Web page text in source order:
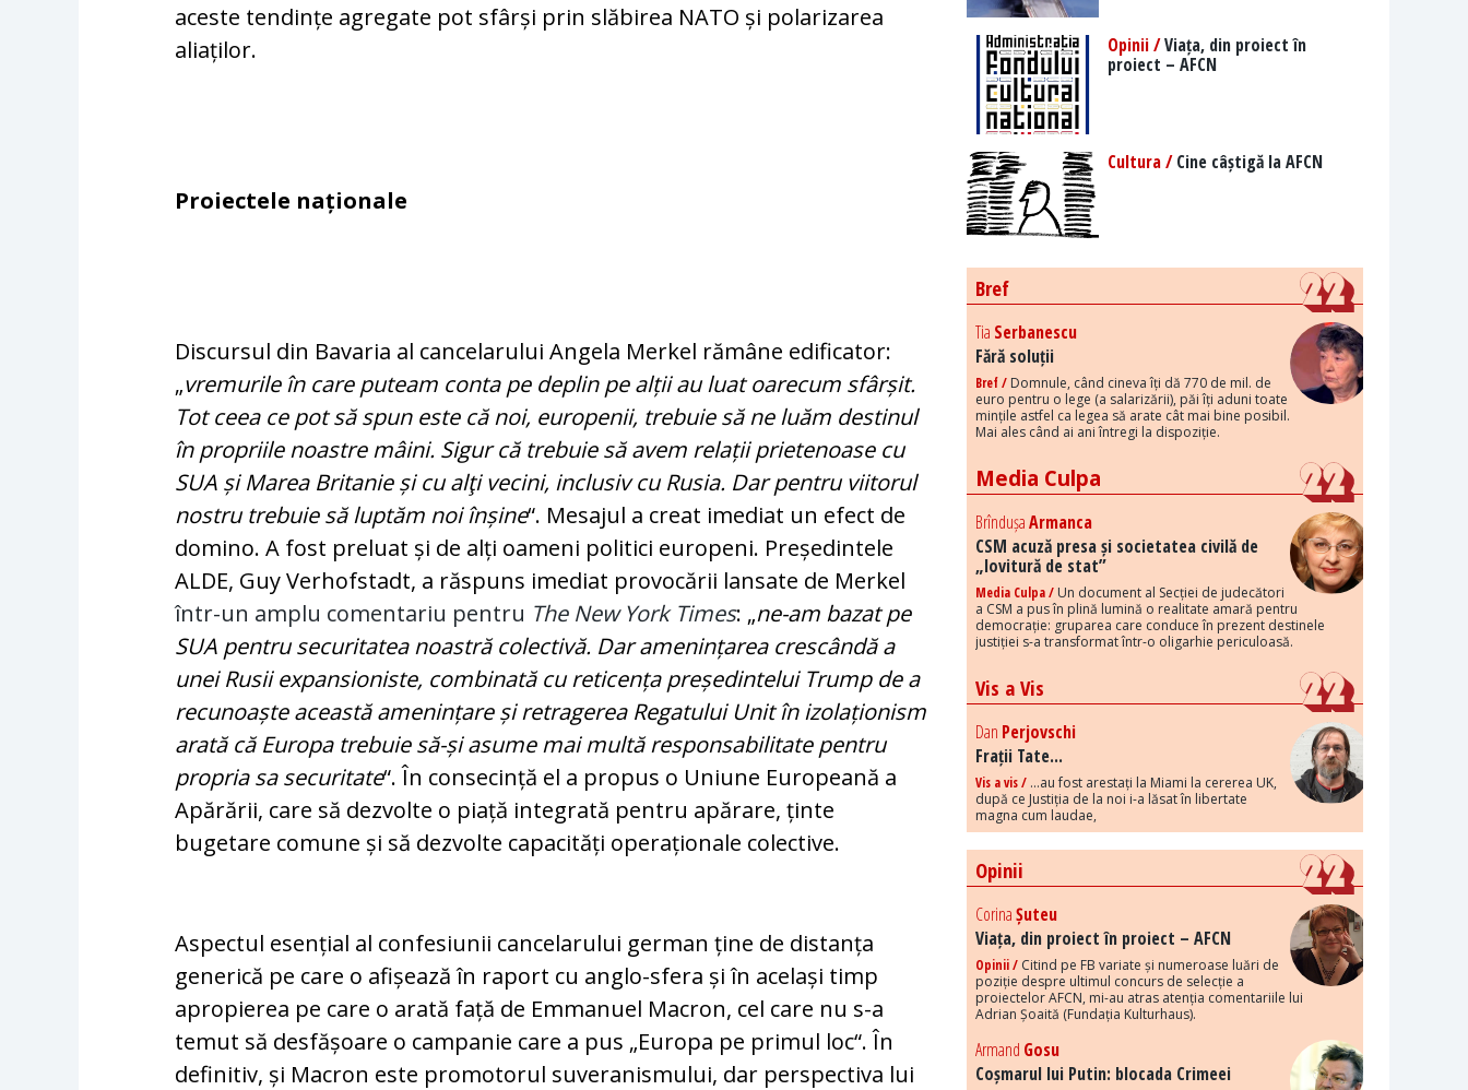
aceste tendințe agregate pot sfârși prin slăbirea NATO și polarizarea
aliaților.
Proiectele naționale
Discursul din Bavaria al cancelarului Angela Merkel rămâne edificator:
„vremurile în care puteam conta pe deplin pe alții au luat oarecum sfârșit.
Tot ceea ce pot să spun este că noi, europenii, trebuie să ne luăm destinul
în propriile noastre mâini. Sigur că trebuie să avem relații prietenoase cu
SUA și Marea Britanie și cu alţi vecini, inclusiv cu Rusia. Dar pentru viitorul
nostru trebuie să luptăm noi înșine“. Mesajul a creat imediat un efect de
domino. A fost preluat și de alți oameni politici europeni. Președintele
ALDE, Guy Verhofstadt, a răspuns imediat provocării lansate de Merkel
într-un amplu comentariu pentru The New York Times: „ne-am bazat pe
SUA pentru securitatea noastră colectivă. Dar amenințarea crescândă a
unei Rusii expansioniste, combinată cu reticența președintelui Trump de a
recunoaște această amenințare și retragerea Regatului Unit în izolaționism
arată că Europa trebuie să-și asume mai multă responsabilitate pentru
propria sa securitate“. În consecință el a propus o Uniune Europeană a
Apărării, care să dezvolte o piață integrată pentru apărare, ținte
bugetare comune și să dezvolte capacități operaționale colective.
Aspectul esențial al confesiunii cancelarului german ține de distanța
generică pe care o afișează în raport cu anglo-sfera și în același timp
apropierea pe care o arată față de Emmanuel Macron, cel care nu s-a
temut să desfășoare o campanie care a pus „Europa pe primul loc“. În
definitiv, și Macron este promotorul suveranismului, dar perspectiva lui
Opinii /Viața, din proiect în
proiect – AFCN
Cultura /Cine câștigă la AFCN
Bref
Tia Serbanescu
Fără soluții
Bref / Domnule, când cineva îți dă 770 de mil. de
euro pentru o lege (a salarizării), păi îți aduni toate
mințile astfel ca legea să arate cât mai bine posibil.
Mai ales când ai ani întregi la dispoziție.
Media Culpa
BrîndușaArmanca
CSM acuză presa și societatea civilă de
„lovitură de stat”
Media Culpa / Un document al Secției de judecători
a CSM a pus în plină lumină o realitate amară pentru
democrație: gruparea care conduce în prezent destinele
justiției s-a transformat într-o oligarhie periculoasă.
Vis a Vis
Dan Perjovschi
Frații Tate...
Vis a vis / ...au fost arestați la Miami la cererea UK,
după ce Justiția de la noi i-a lăsat în libertate
magna cum laudae,
Opinii
CorinaȘuteu
Viața, din proiect în proiect – AFCN
Opinii / Citind pe FB variate și numeroase luări de
poziție despre ultimul concurs de selecție a
proiectelor AFCN, mi-au atras atenția comentariile lui
Adrian Șoaită (Fundația Kulturhaus).
Armand Gosu
Coșmarul lui Putin: blocada Crimeei